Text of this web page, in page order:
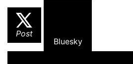
Post
Bluesky